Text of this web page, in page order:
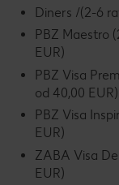
Diners /(2-6
PBZ Maestro
EUR)
PBZ Visa
od 40,00 EUR)
PBZ Visa
EUR)
ZABA Visa
EUR)